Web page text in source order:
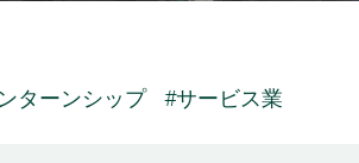
ターンシップ #サービス業